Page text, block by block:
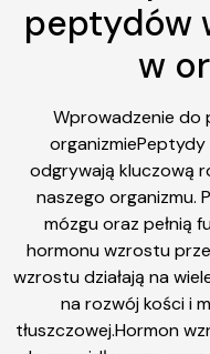
peptydów
w
Wprowadzenie do
organizmiePeptydy
odgrywają kluczową
naszego organizmu.
mózgu oraz pełnią
hormonu wzrostu
wzrostu działają na
na rozwój kości i
tłuszczowej.Hormon